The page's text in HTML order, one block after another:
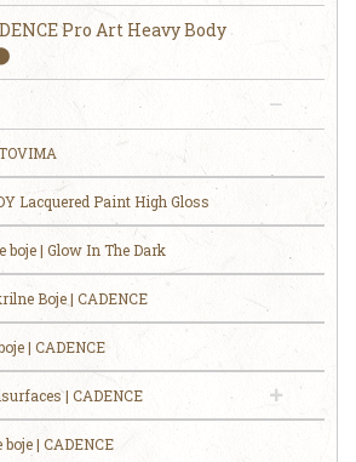
Pro Art Heavy Body
Lacquered Paint High Gloss
boje | Glow In The Dark
Boje | CADENCE
| CADENCE
| CADENCE
| CADENCE